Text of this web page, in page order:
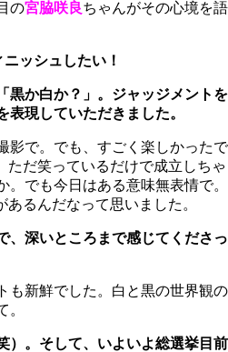
の宮脇咲良ちゃんがその心境を語
ッシュしたい！
か白か？」。ジャッジメントを
表現していただきました。
影で。でも、すごく楽しかったで
ただ笑っているだけで成立しちゃ
。でも今日はある意味無表情で。
るんだなって思いました。
深いところまで感じてくださっ
も新鮮でした。白と黒の世界観の
。
。そして、いよいよ総選挙目前